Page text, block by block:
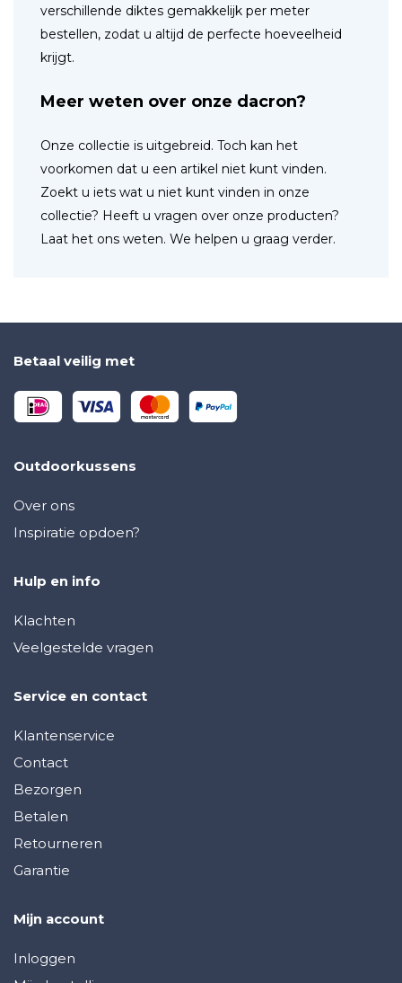
verschillende diktes gemakkelijk per meter
bestellen, zodat u altijd de perfecte hoeveelheid
krijgt.
Meer weten over onze dacron?
Onze collectie is uitgebreid. Toch kan het
voorkomen dat u een artikel niet kunt vinden.
Zoekt u iets wat u niet kunt vinden in onze
collectie? Heeft u vragen over onze producten?
Laat het ons weten. We helpen u graag verder.
Betaal veilig met
Outdoorkussens
Over ons
Inspiratie opdoen?
Hulp en info
Klachten
Veelgestelde vragen
Service en contact
Klantenservice
Contact
Bezorgen
Betalen
Retourneren
Garantie
Mijn account
Inloggen